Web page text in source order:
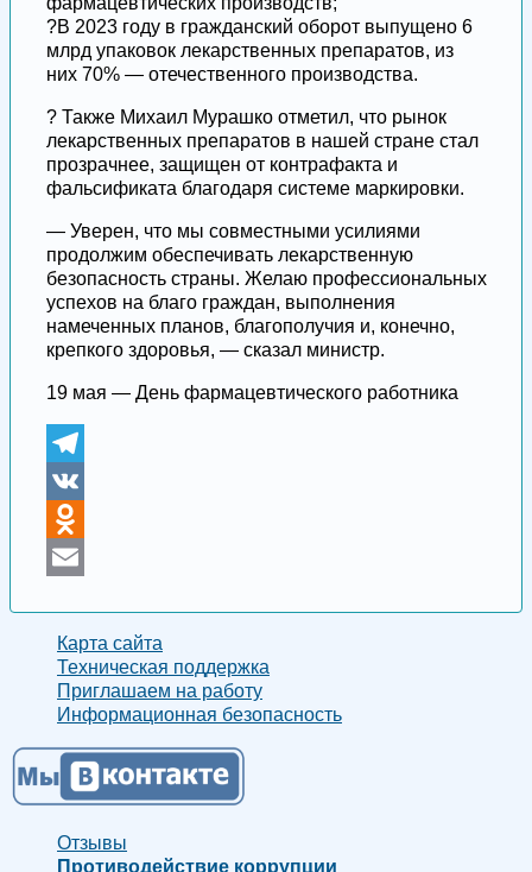
?В 2023 году в гражданский оборот выпущено 6
млрд упаковок лекарственных препаратов, из
них 70% — отечественного производства.
? Также Михаил Мурашко отметил, что рынок
лекарственных препаратов в нашей стране стал
прозрачнее, защищен от контрафакта и
фальсификата благодаря системе маркировки.
— Уверен, что мы совместными усилиями
продолжим обеспечивать лекарственную
безопасность страны. Желаю профессиональных
успехов на благо граждан, выполнения
намеченных планов, благополучия и, конечно,
крепкого здоровья, — сказал министр.
19 мая — День фармацевтического работника
Telegram
VK
Odnoklassniki
Карта сайта
Техническая поддержка
Приглашаем на работу
Информационная безопасность
Отзывы
Противодействие коррупции